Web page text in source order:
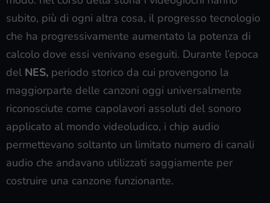
subito, più di ogni altra cosa, il progresso tecnologio
che ha progressivamente aumentato la potenza di
calcolo dove essi venivano eseguiti. Durante l’epoca
del NES, periodo storico da cui provengono la
maggiorparte delle canzoni oggi universalmente
riconosciute come capolavori assoluti del sonoro
applicato al mondo videoludico, i chip audio
permettevano soltanto un limitato numero di canali
audio che andavano utilizzati saggiamente per
costruire una canzone funzionante.